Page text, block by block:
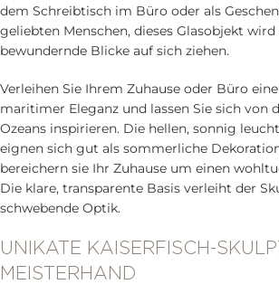
dem Schreibtisch im Büro oder als
geliebten Menschen, dieses Glasobjekt
bewundernde Blicke auf sich ziehen.
Verleihen Sie Ihrem Zuhause oder Büro
maritimer Eleganz und lassen Sie sich von
Ozeans inspirieren. Die hellen, sonnig
eignen sich gut als sommerliche
bereichern sie Ihr Zuhause um einen
Die klare, transparente Basis verleiht der
schwebende Optik.
UNIKATE KAISERFISCH-
MEISTERHAND